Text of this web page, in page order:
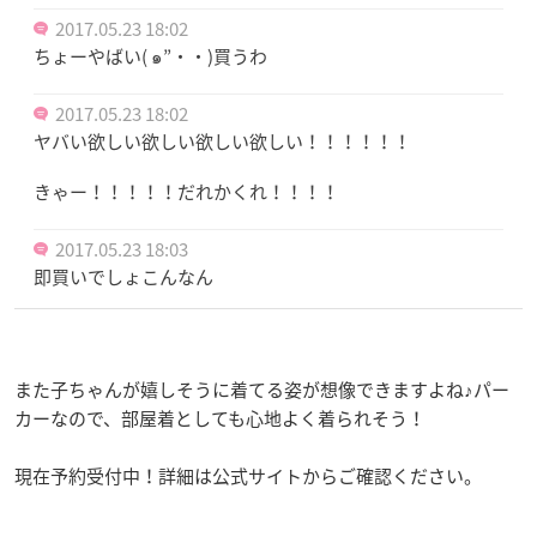
2017.05.23 18:02
ちょーやばい( ๑”・・)買うわ
2017.05.23 18:02
ヤバい欲しい欲しい欲しい欲しい！！！！！！
きゃー！！！！！だれかくれ！！！！
2017.05.23 18:03
即買いでしょこんなん
また子ちゃんが嬉しそうに着てる姿が想像できますよね♪パー
カーなので、部屋着としても心地よく着られそう！
現在予約受付中！詳細は公式サイトからご確認ください。